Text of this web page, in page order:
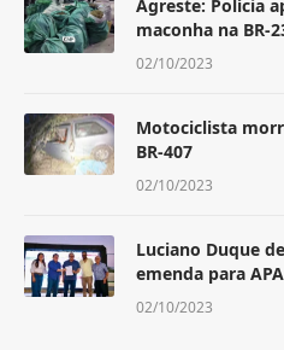
Agreste: Polícia
maconha na BR-
02/10/2023
Motociclista
BR-407
02/10/2023
Luciano Duque
emenda para
02/10/2023